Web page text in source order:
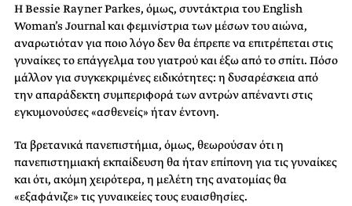
Η Bessie Rayner Parkes, όμως, συντάκτρια του English
Woman’s Journal και φεμινίστρια των μέσων του αιώνα,
αναρωτιόταν για ποιο λόγο δεν θα έπρεπε να επιτρέπεται στις
γυναίκες το επάγγελμα του γιατρού και έξω από το σπίτι. Πόσο
μάλλον για συγκεκριμένες ειδικότητες: η δυσαρέσκεια από
την απαράδεκτη συμπεριφορά των αντρών απέναντι στις
εγκυμονούσες «ασθενείς» ήταν έντονη.
Τα βρετανικά πανεπιστήμια, όμως, θεωρούσαν ότι η
πανεπιστημιακή εκπαίδευση θα ήταν επίπονη για τις γυναίκες
και ότι, ακόμη χειρότερα, η μελέτη της ανατομίας θα
«εξαφάνιζε» τις γυναικείες τους ευαισθησίες.